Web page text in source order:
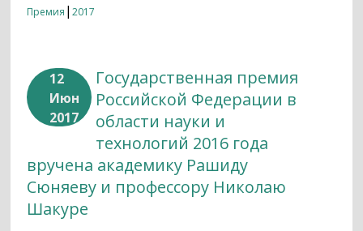
Премия |2017
12
Июн
2017
Государственная премия
Российской Федерации в
области науки и
технологий 2016 года
вручена академику Рашиду
Сюняеву и профессору Николаю
Шакуре